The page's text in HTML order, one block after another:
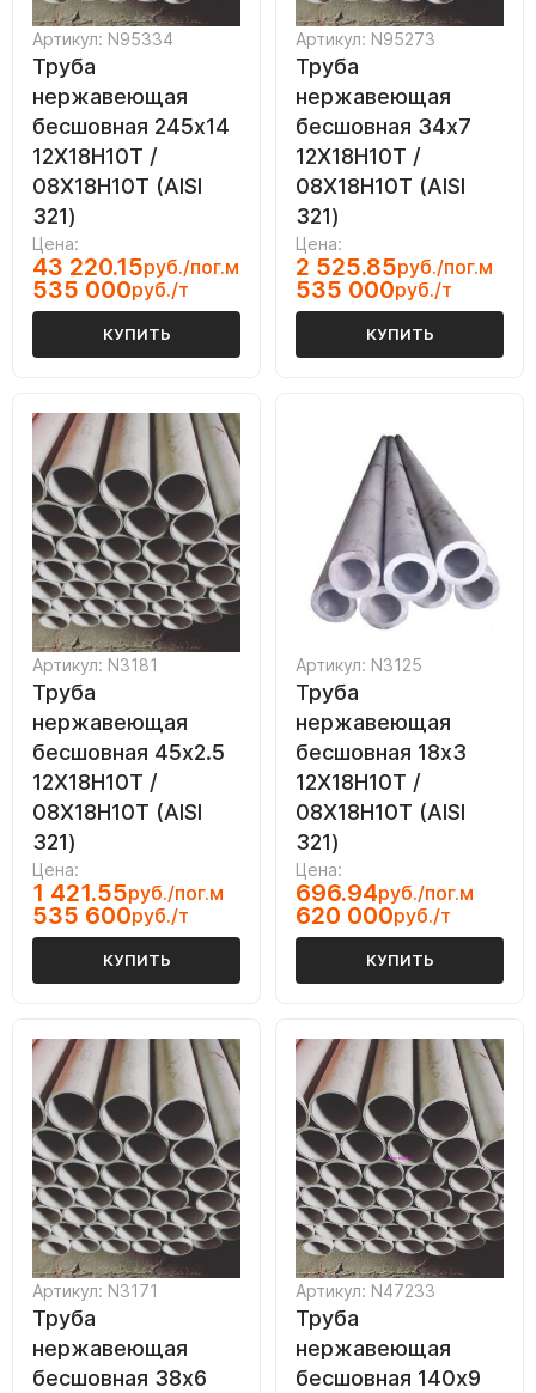
Артикул: N95334
Труба
нержавеющая
бесшовная 245х14
12Х18Н10Т /
08Х18Н10Т (AISI
321)
Цена:
43 220.15руб./пог.м
535 000руб./т
КУПИТЬ
Артикул: N95273
Труба
нержавеющая
бесшовная 34х7
12Х18Н10Т /
08Х18Н10Т (AISI
321)
Цена:
2 525.85руб./пог.м
535 000руб./т
КУПИТЬ
Артикул: N3181
Труба
нержавеющая
бесшовная 45х2.5
12Х18Н10Т /
08Х18Н10Т (AISI
321)
Цена:
1 421.55руб./пог.м
535 600руб./т
КУПИТЬ
Артикул: N3125
Труба
нержавеющая
бесшовная 18х3
12Х18Н10Т /
08Х18Н10Т (AISI
321)
Цена:
696.94руб./пог.м
620 000руб./т
КУПИТЬ
Артикул: N3171
Труба
нержавеющая
бесшовная 38х6
Артикул: N47233
Труба
нержавеющая
бесшовная 140х9